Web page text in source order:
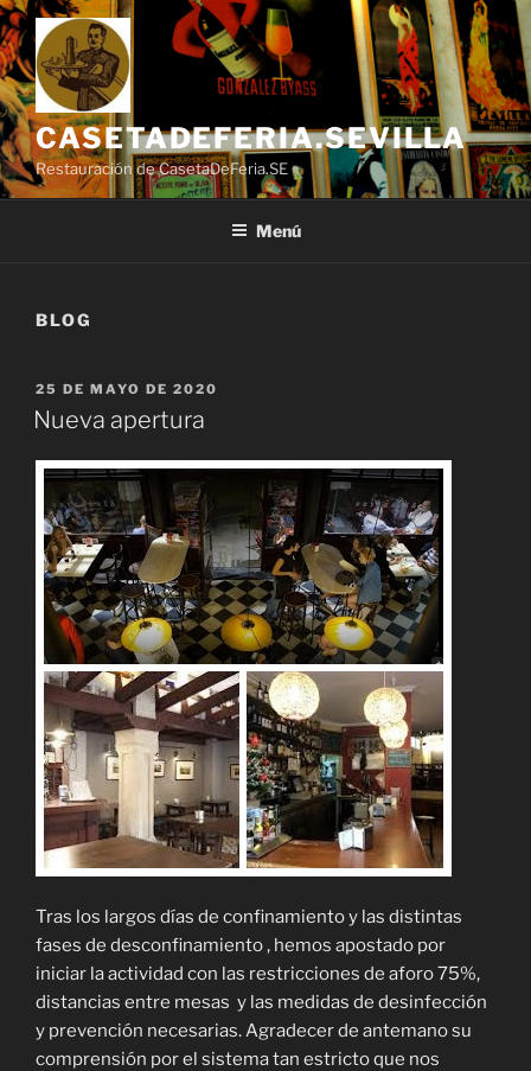
Saltar
al
contenido
CASETADEFERIA.SEVILLA
Restauración de CasetaDeFeria.SE
Menú
BLOG
PUBLICADO
EL
25 DE MAYO DE 2020
Nueva apertura
Tras los largos días de confinamiento y las distintas
fases de desconfinamiento , hemos apostado por
iniciar la actividad con las restricciones de aforo 75%,
distancias entre mesas y las medidas de desinfección
y prevención necesarias. Agradecer de antemano su
comprensión por el sistema tan estricto que nos